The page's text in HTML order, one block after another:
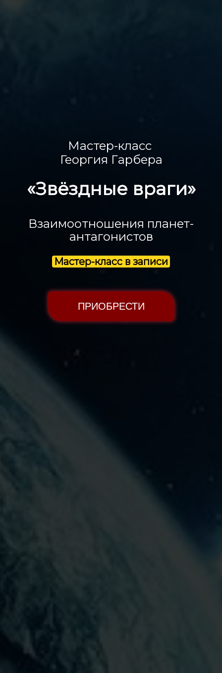
Мастер-класс
Георгия Гарбера
«Звёздные враги»
Взаимоотношения планет-
антагонистов
Мастер-класс в записи
ПРИОБРЕСТИ